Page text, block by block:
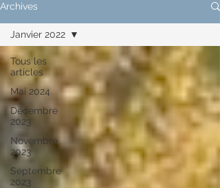
Archives
Tous les
articles
Mai 2024
Décembre
2023
Novembre
2023
Septembre
2023
Janvier 2022